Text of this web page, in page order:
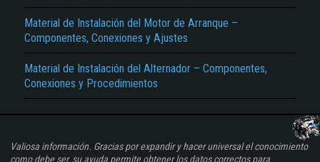
Material de Instalación del Motor de Arranque –
Componentes, Conexiones y Ajustes
Material de Instalación del Alternador – Componentes,
Conexiones y Procedimientos
Valiosa información. Gracias por expandir y hacer universal el conocimiento
como debe ser, su ayuda permite obtener los datos correctos para